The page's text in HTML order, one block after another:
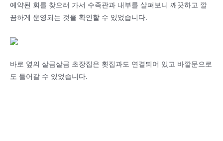
예약된 회를 찾으러 가서 수족관과 내부를 살펴보니 깨끗하고 깔
끔하게 운영되는 것을 확인할 수 있었습니다.
바로 옆의 살금살금 초장집은 횟집과도 연결되어 있고 바깥문으로
도 들어갈 수 있었습니다.